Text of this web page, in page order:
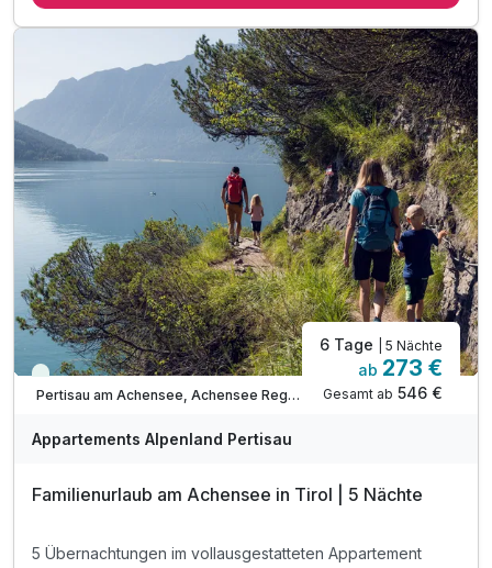
inkl. Achensee Wanderprogramm***
inkl. Ermäßigung Karwendel Bergbahn***
inkl. Ermäßigung Achenseeschifffahrt***
Tipp: Brötchenservice auf Bestellung
Tipp: Abenteuerpark Achensee
Tipp: Wanderung mit den Achensee Alpakas
Tipp: Atoll Achenensee - Freizeitzentrum
ACHTUNG: Endreinigung & OT nicht inkludiert**
ACHTUNG: Aufpreis 3te & 4te Person*
Viele Termine frei
Pertisau am Achensee, Achensee Region
6 Tage | 5 Nächte
ab 273 €
Gesamt ab 546 €
Appartements Alpenland Pertisau
Familienurlaub am Achensee in Tirol | 5 Nächte
5 Übernachtungen im vollausgestatteten Appartement